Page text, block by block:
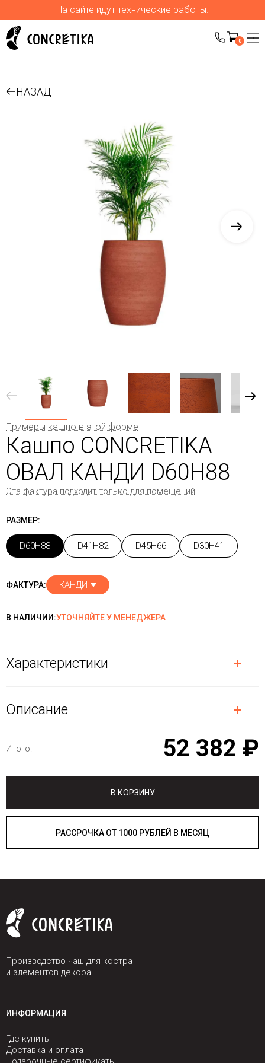
На сайте идут технические работы.
0
НАЗАД
Примеры кашпо в этой форме
Кашпо CONCRETIKA
ОВАЛ КАНДИ D60H88
Эта фактура подходит только для помещений
РАЗМЕР:
D60H88 D41H82 D45H66 D30H41
ФАКТУРА: КАНДИ
В НАЛИЧИИ:УТОЧНЯЙТЕ У МЕНЕДЖЕРА
Характеристики
Описание
Итого: 52 382 ₽
В КОРЗИНУ
РАССРОЧКА ОТ 1000 РУБЛЕЙ В МЕСЯЦ
Производство чаш для костра
и элементов декора
ИНФОРМАЦИЯ
Где купить
Доставка и оплата